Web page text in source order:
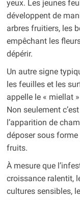
yeux. Les jeunes
développent de
arbres fruitiers, les
empêchant les
dépérir.
Un autre signe
les feuilles et les
appelle le « miellat
Non seulement
l’apparition de
déposer sous
fruits.
À mesure que
croissance ralentit,
cultures sensibles,